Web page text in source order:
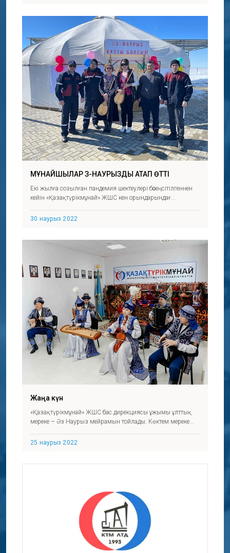
МҰНАЙШЫЛАР ӘЗ-НАУРЫЗДЫ АТАП ӨТТІ
Екі жылға созылған пандемия шектеулері бәсеңсітілгеннен
кейін «Қазақтүрікмұнай» ЖШС кен орындарындағ...
30 наурыз 2022
Жаңа күн
«Қазақтүрікмұнай» ЖШС бас дирекциясы ұжымы ұлттық
мереке – Әз Наурыз мейрамын тойлады. Көктем мереке...
25 наурыз 2022